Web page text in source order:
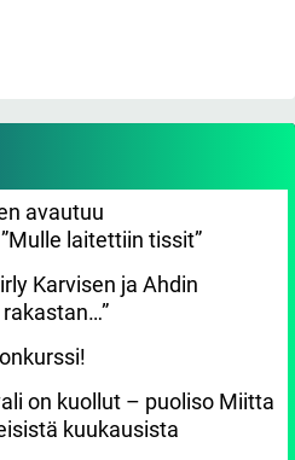
avautuu
laitettiin tissit”
Karvisen ja Ahdin
on kuollut – puoliso Miitta
kuukausista